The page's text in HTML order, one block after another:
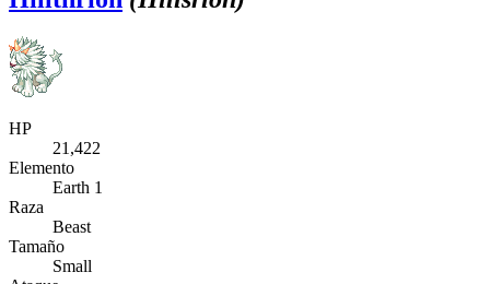
HP
21,422
Elemento
Earth 1
Raza
Beast
Tamaño
Small